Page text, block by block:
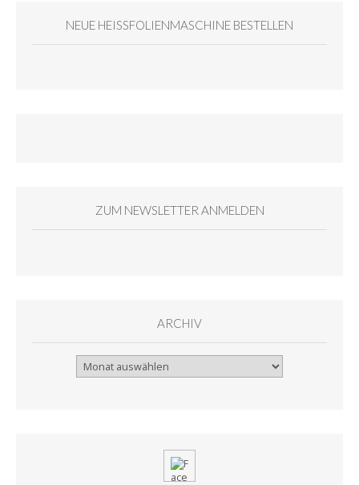
NEUE HEISSFOLIENMASCHINE BESTELLEN
ZUM NEWSLETTER ANMELDEN
ARCHIV
Archiv